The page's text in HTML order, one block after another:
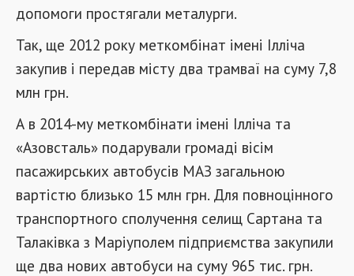
допомоги простягали металурги.
Так, ще 2012 року меткомбінат імені Ілліча
закупив і передав місту два трамваї на суму 7,8
млн грн.
А в 2014-му меткомбінати імені Ілліча та
«Азовсталь» подарували громаді вісім
пасажирських автобусів МАЗ загальною
вартістю близько 15 млн грн. Для повноцінного
транспортного сполучення селищ Сартана та
Талаківка з Маріуполем підприємства закупили
ще два нових автобуси на суму 965 тис. грн.